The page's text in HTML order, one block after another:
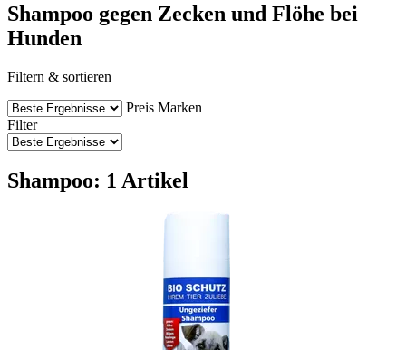
Shampoo gegen Zecken und Flöhe bei
Hunden
Filtern & sortieren
Preis Marken
Filter
Shampoo: 1 Artikel